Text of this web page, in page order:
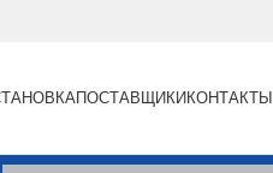
ПОСТАВЩИКИКОНТАКТЫ